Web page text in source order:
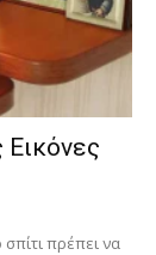
Εικόνες
πρέπει να